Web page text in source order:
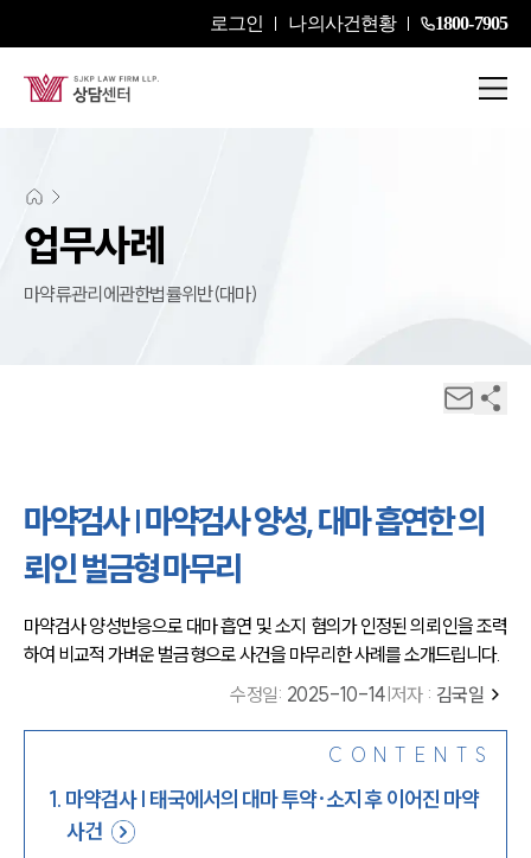
로그인 나의사건현황 1800-7905
업무사례
마약류관리에관한법률위반(대마)
마약검사 | 마약검사 양성, 대마 흡연한 의
뢰인 벌금형 마무리
마약검사 양성반응으로 대마 흡연 및 소지 혐의가 인정된 의뢰인을 조력
하여 비교적 가벼운 벌금형으로 사건을 마무리한 사례를 소개드립니다.
수정일: 2025-10-14 |저자 : 김국일
CONTENTS
1. 마약검사 | 태국에서의 대마 투약·소지 후 이어진 마약
사건